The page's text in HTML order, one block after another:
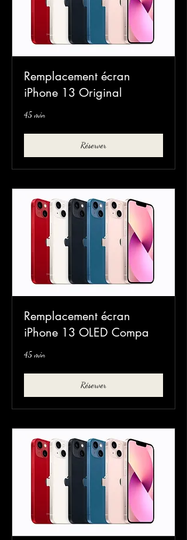
Remplacement écran
iPhone 13 Original
45 min
Réserver
Remplacement écran
iPhone 13 OLED Compa
45 min
Réserver